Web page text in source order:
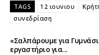
TAGS 12 ιουνιου
συνεδρίαση
«Σαλπάρουμε για
εργαστήριο για...